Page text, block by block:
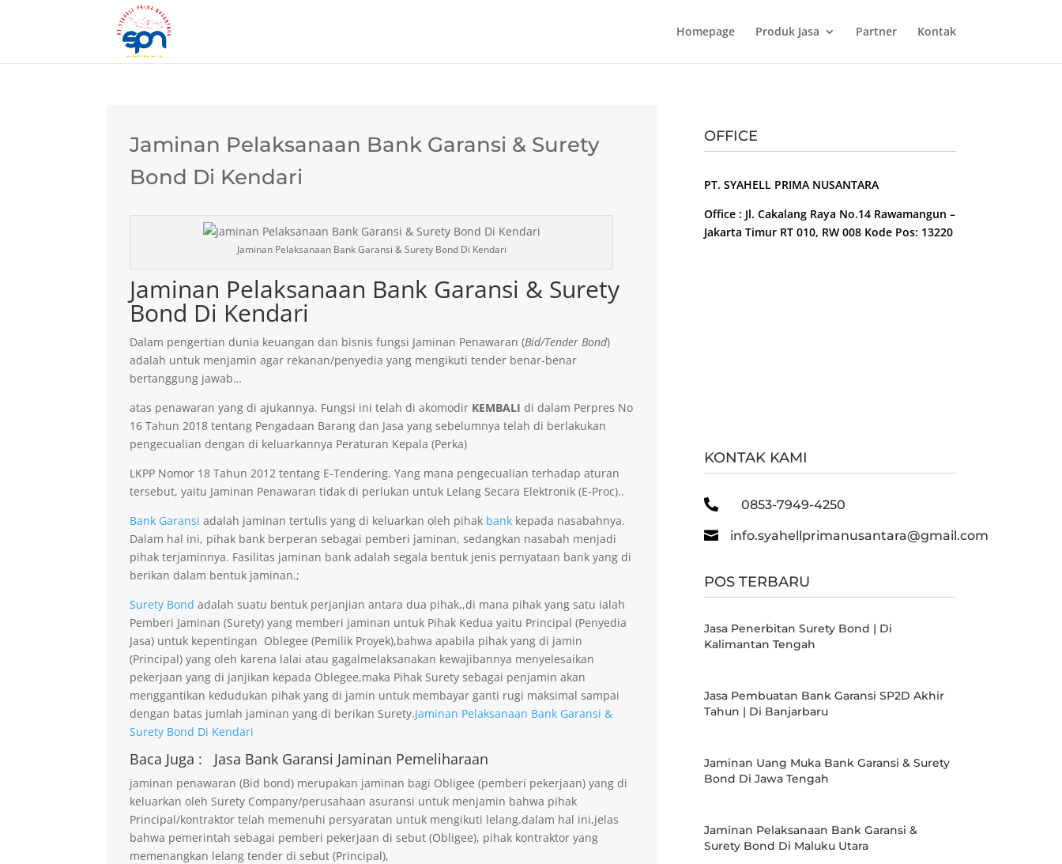
Homepage Produk Jasa Partner Kontak
Jaminan Pelaksanaan Bank Garansi & Surety
Bond Di Kendari
Jaminan Pelaksanaan Bank Garansi & Surety Bond Di Kendari
Jaminan Pelaksanaan Bank Garansi & Surety
Bond Di Kendari
Dalam pengertian dunia keuangan dan bisnis fungsi Jaminan Penawaran (Bid/Tender Bond)
adalah untuk menjamin agar rekanan/penyedia yang mengikuti tender benar-benar
bertanggung jawab…
atas penawaran yang di ajukannya. Fungsi ini telah di akomodir KEMBALI di dalam Perpres No
16 Tahun 2018 tentang Pengadaan Barang dan Jasa yang sebelumnya telah di berlakukan
pengecualian dengan di keluarkannya Peraturan Kepala (Perka)
LKPP Nomor 18 Tahun 2012 tentang E-Tendering. Yang mana pengecualian terhadap aturan
tersebut, yaitu Jaminan Penawaran tidak di perlukan untuk Lelang Secara Elektronik (E-Proc)..
Bank Garansi adalah jaminan tertulis yang di keluarkan oleh pihak bank kepada nasabahnya.
Dalam hal ini, pihak bank berperan sebagai pemberi jaminan, sedangkan nasabah menjadi
pihak terjaminnya. Fasilitas jaminan bank adalah segala bentuk jenis pernyataan bank yang di
berikan dalam bentuk jaminan.;
Surety Bond adalah suatu bentuk perjanjian antara dua pihak,,di mana pihak yang satu ialah
Pemberi Jaminan (Surety) yang memberi jaminan untuk Pihak Kedua yaitu Principal (Penyedia
Jasa) untuk kepentingan Oblegee (Pemilik Proyek),bahwa apabila pihak yang di jamin
(Principal) yang oleh karena lalai atau gagalmelaksanakan kewajibannya menyelesaikan
pekerjaan yang di janjikan kepada Oblegee,maka Pihak Surety sebagai penjamin akan
menggantikan kedudukan pihak yang di jamin untuk membayar ganti rugi maksimal sampai
dengan batas jumlah jaminan yang di berikan Surety.Jaminan Pelaksanaan Bank Garansi &
Surety Bond Di Kendari
Baca Juga : Jasa Bank Garansi Jaminan Pemeliharaan
jaminan penawaran (Bid bond) merupakan jaminan bagi Obligee (pemberi pekerjaan) yang di
keluarkan oleh Surety Company/perusahaan asuransi untuk menjamin bahwa pihak
Principal/kontraktor telah memenuhi persyaratan untuk mengikuti lelang.dalam hal ini,jelas
bahwa pemerintah sebagai pemberi pekerjaan di sebut (Obligee), pihak kontraktor yang
memenangkan lelang tender di sebut (Principal),
OFFICE
PT. SYAHELL PRIMA NUSANTARA
Office : Jl. Cakalang Raya No.14 Rawamangun –
Jakarta Timur RT 010, RW 008 Kode Pos: 13220
KONTAK KAMI
 0853-7949-4250
 info.syahellprimanusantara@gmail.com
POS TERBARU
Jasa Penerbitan Surety Bond | Di
Kalimantan Tengah
Jasa Pembuatan Bank Garansi SP2D Akhir
Tahun | Di Banjarbaru
Jaminan Uang Muka Bank Garansi & Surety
Bond Di Jawa Tengah
Jaminan Pelaksanaan Bank Garansi &
Surety Bond Di Maluku Utara